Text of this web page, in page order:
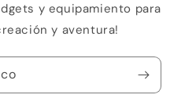
y equipamiento para
y aventura!